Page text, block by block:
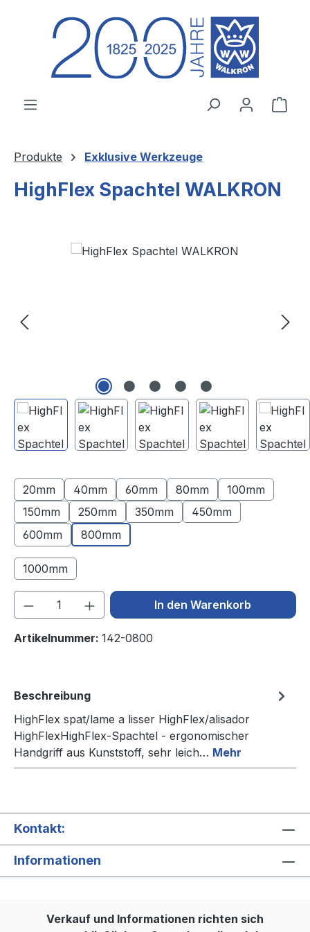
Zum Hauptinhalt springen
Produkte Exklusive Werkzeuge
HighFlex Spachtel WALKRON
Bildergalerie überspringen
20mm 40mm 60mm 80mm
100mm
150mm
250mm 350mm
450mm
600mm
800mm
1000mm
(Diese Option ist zurzeit nicht verfügbar.)
Produkt Anzahl: Gib denIn den Warenkorb
Artikelnummer: 142-0800
Beschreibung
HighFlex spat/lame a lisser HighFlex/alisador
HighFlexHighFlex-Spachtel - ergonomischer
Handgriff aus Kunststoff, sehr leich… Mehr
Kontakt:
Informationen
Verkauf und Informationen richten sich